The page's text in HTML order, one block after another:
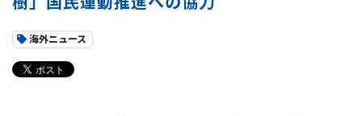
海外ニュース